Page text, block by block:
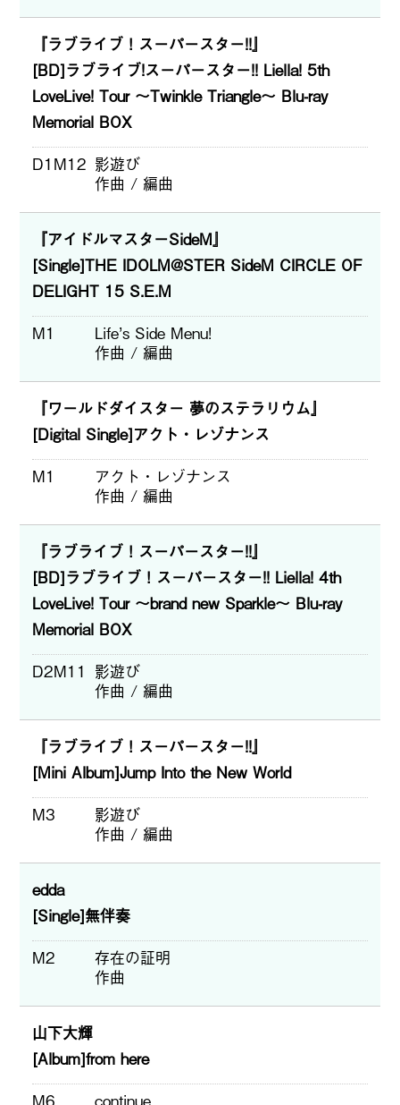
『ラブライブ！スーパースター!!』
[BD]ラブライブ!スーパースター!! Liella! 5th
LoveLive! Tour ～Twinkle Triangle～ Blu-ray
Memorial BOX
D1M12 影遊び
作曲 / 編曲
『アイドルマスターSideM』
[Single]THE IDOLM@STER SideM CIRCLE OF
DELIGHT 15 S.E.M
M1
Life’s Side Menu!
作曲 / 編曲
『ワールドダイスター 夢のステラリウム』
[Digital Single]アクト・レゾナンス
M1
アクト・レゾナンス
作曲 / 編曲
『ラブライブ！スーパースター!!』
[BD]ラブライブ！スーパースター!! Liella! 4th
LoveLive! Tour ～brand new Sparkle～ Blu-ray
Memorial BOX
D2M11 影遊び
作曲 / 編曲
『ラブライブ！スーパースター!!』
[Mini Album]Jump Into the New World
M3
影遊び
作曲 / 編曲
edda
[Single]無伴奏
M2
存在の証明
作曲
山下大輝
[Album]from here
M6
continue